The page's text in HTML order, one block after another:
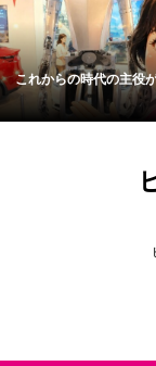
これからの時代の主役